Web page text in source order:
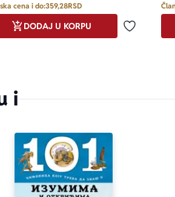
cena i do:359,28RSD
Dodaj u
DODAJ U KORPU
i